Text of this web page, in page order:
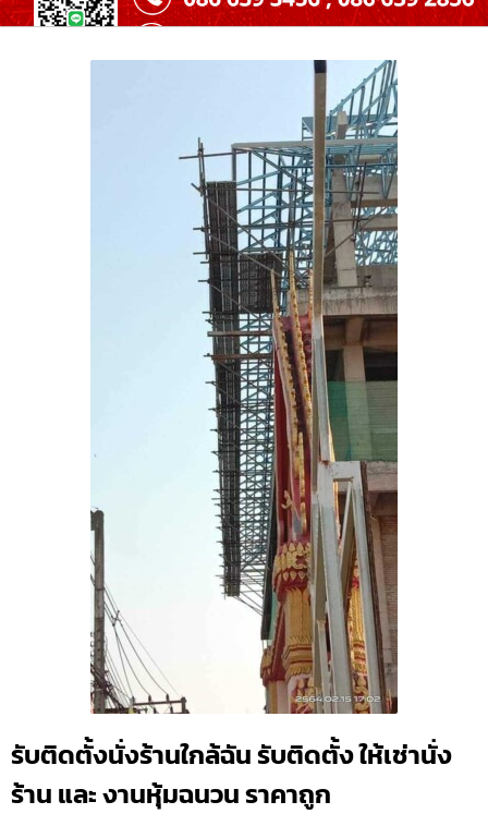
รับติดตั้งนั่งร้านใกล้ฉัน รับติดตั้ง ให้เช่านั่ง
ร้าน และ งานหุ้มฉนวน ราคาถูก